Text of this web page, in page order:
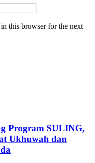
this browser for the next
Program SULING,
Ukhuwah dan